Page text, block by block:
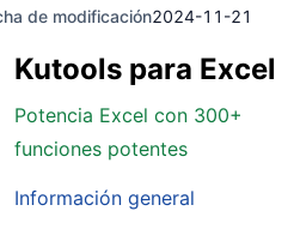
de modificación2024-11-21
Kutools para Excel
Potencia Excel con 300+
funciones potentes
Información general